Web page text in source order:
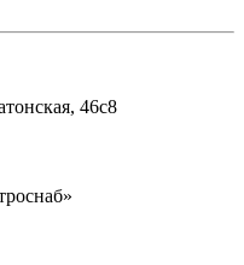
46с8